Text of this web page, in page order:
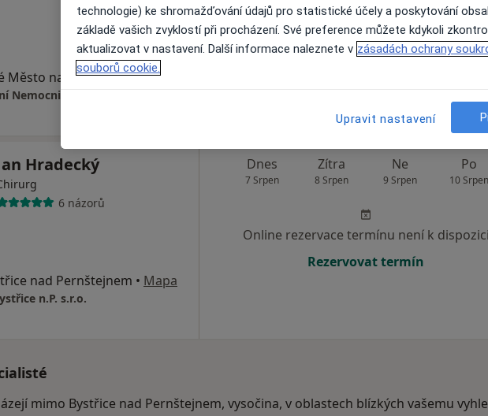
Město na Moravě•Mapa
Online rezervace termínu není k
Rezervovat termín
Hradecký
6 názorů
nad Pernštejnem • Mapa
n.P. s.r.o.
Dnes
7 Srpen
Zítra
8 Srpen
Ne
9 Srpen
Po
10 Srpen
Online rezervace termínu není k dispozici
Rezervovat termín
mimo Bystřice nad Pernštejnem, vysočina, v oblastech blízkých vašemu
technologie) ke shromažďování údajů pro statistické účely a poskytování
základě vašich zvyklostí při procházení. Své preference můžete kdykoli
aktualizovat v nastavení. Další informace naleznete v zásadách ochrany
souborů cookie.
Upravit nastavení